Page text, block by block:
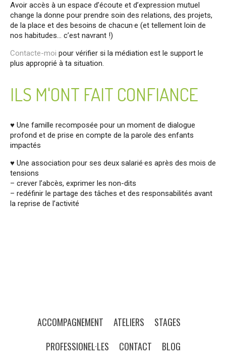
Avoir accès à un espace d’écoute et d’expression mutuel
change la donne pour prendre soin des relations, des projets,
de la place et des besoins de chacun·e (et tellement loin de
nos habitudes… c’est navrant !)
Contacte-moi pour vérifier si la médiation est le support le
plus approprié à ta situation.
ILS M'ONT FAIT CONFIANCE
♥ Une famille recomposée pour un moment de dialogue
profond et de prise en compte de la parole des enfants
impactés
♥ Une association pour ses deux salarié·es après des mois de
tensions
– crever l’abcès, exprimer les non-dits
– redéfinir le partage des tâches et des responsabilités avant
la reprise de l’activité
ACCOMPAGNEMENT ATELIERS
STAGES
PROFESSIONEL·LES
CONTACT BLOG